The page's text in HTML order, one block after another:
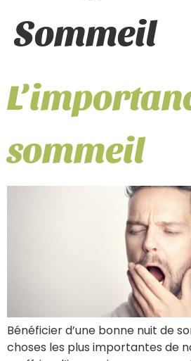
Sommeil
sommeil
Bénéficier d’une bonne nuit de
choses les plus importantes de